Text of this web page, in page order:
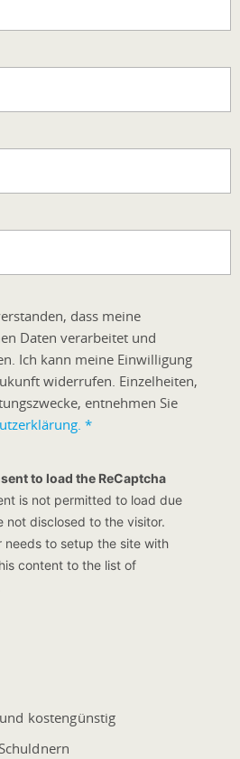
dass meine
Daten verarbeitet und
Ich kann meine Einwilligung
widerrufen. Einzelheiten,
entnehmen Sie
*
to load the ReCaptcha
is not permitted to load due
not disclosed to the visitor.
needs to setup the site with
content to the list of
kostengünstig